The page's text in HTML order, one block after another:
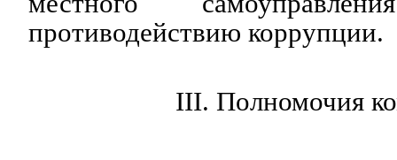
противодействию коррупции.
III. Полномочия